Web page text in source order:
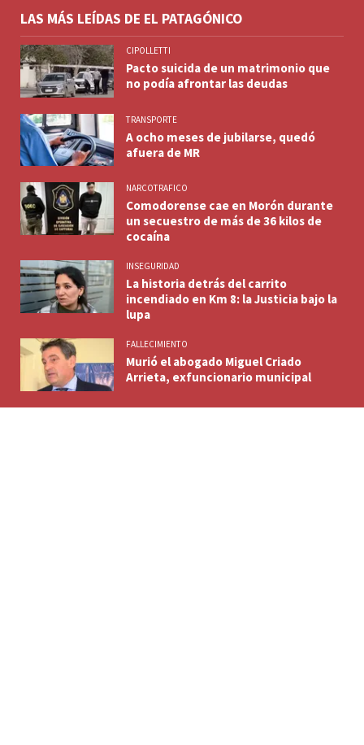
LAS MÁS LEÍDAS DE EL PATAGÓNICO
CIPOLLETTI
Pacto suicida de un matrimonio que
no podía afrontar las deudas
TRANSPORTE
A ocho meses de jubilarse, quedó
afuera de MR
NARCOTRAFICO
Comodorense cae en Morón durante
un secuestro de más de 36 kilos de
cocaína
INSEGURIDAD
La historia detrás del carrito
incendiado en Km 8: la Justicia bajo la
lupa
FALLECIMIENTO
Murió el abogado Miguel Criado
Arrieta, exfuncionario municipal